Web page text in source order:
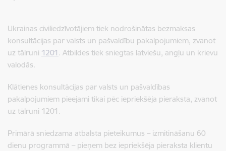
Ukrainas civiliedzīvotājiem tiek nodrošinātas bezmaksas
konsultācijas par valsts un pašvaldību pakalpojumiem, zvanot
uz tālruni 1201 . Atbildes tiek sniegtas latviešu, angļu un krievu
valodās.
Klātienes konsultācijas par valsts un pašvaldības
pakalpojumiem pieejami tikai pēc iepriekšēja pieraksta, zvanot
uz tālruni 1201.
Primārā sniedzama atbalsta pieteikumus – izmitināšanu 60
dienu programmā – pieņem bez iepriekšēja pieraksta klientu